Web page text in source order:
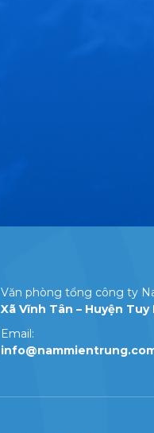
Văn phòng tổng công ty
Xã Vĩnh Tân – Huyện
Email: